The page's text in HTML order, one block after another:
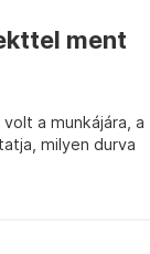
ment
a munkájára, a
milyen durva